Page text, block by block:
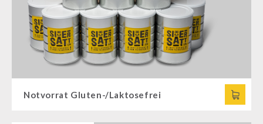
Notvorrat Gluten-/Laktosefrei